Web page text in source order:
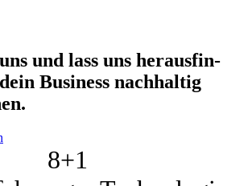
und lass uns her­aus­fin­
Busi­ness nach­hal­tig
8+1